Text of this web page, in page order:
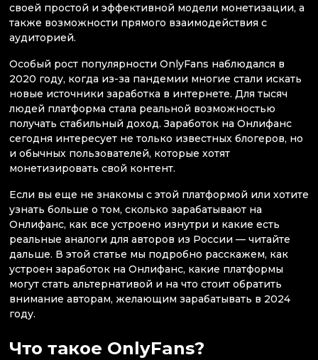
своей простой и эффективной модели монетизации, а
также возможности прямого взаимодействия с
аудиторией.
Особый рост популярности OnlyFans наблюдался в
2020 году, когда из-за пандемии многие стали искать
новые источники заработка в интернете. Для тысяч
людей платформа стала реальной возможностью
получать стабильный доход. Заработок на Онлифанс
сегодня интересует не только известных блогеров, но
и обычных пользователей, которые хотят
монетизировать свой контент.
Если вы еще не знакомы с этой платформой или хотите
узнать больше о том, сколько зарабатывают на
Онлифанс, как все устроено изнутри и какие есть
реальные аналоги для авторов из России — читайте
дальше. В этой статье мы подробно расскажем, как
устроен заработок на Онлифанс, какие платформы
могут стать альтернативой и на что стоит обратить
внимание авторам, желающим зарабатывать в 2024
году.
Что такое OnlyFans?